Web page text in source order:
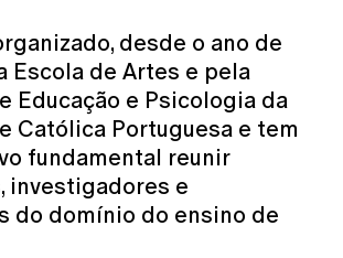
desde o ano de
Escola de Artes e pela
Educação e Psicologia da
Católica Portuguesa e tem
fundamental reunir
investigadores e
do domínio do ensino de